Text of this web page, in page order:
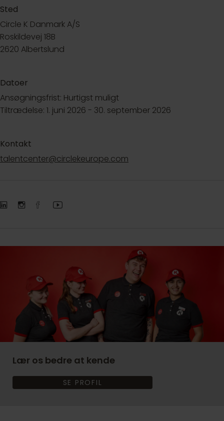
Sted
Circle K Danmark A/S
Roskildevej 18B
2620 Albertslund
Datoer
Ansøgningsfrist: Hurtigst muligt
Tiltrædelse: 1. juni 2026 - 30. september 2026
Kontakt
talentcenter@circlekeurope.com
Lær os bedre at kende
SE PROFIL